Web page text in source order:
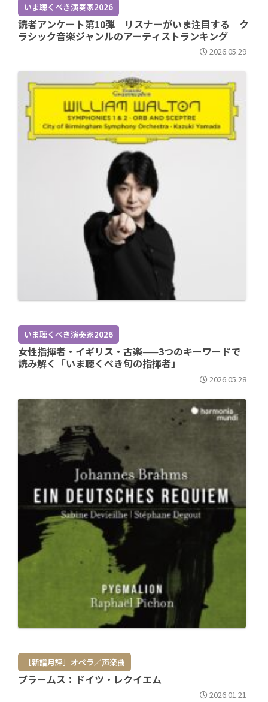
いま聴くべき演奏家2026
読者アンケート第10弾 リスナーがいま注目する ク
ラシック音楽ジャンルのアーティストランキング
2026.05.29
いま聴くべき演奏家2026
女性指揮者・イギリス・古楽——3つのキーワードで
読み解く「いま聴くべき旬の指揮者」
2026.05.28
［新譜月評］オペラ／声楽曲
ブラームス：ドイツ・レクイエム
2026.01.21